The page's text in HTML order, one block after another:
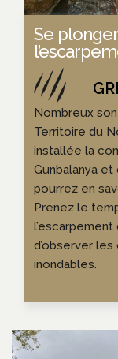
Se
Nombreux
Territoire du
installée la
Gunbalanya et
pourrez en
Prenez le
l’escarpement
d’observer
inondables.